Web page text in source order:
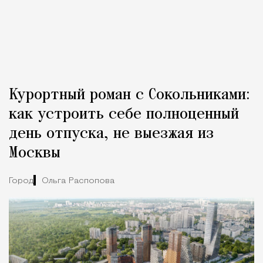
Курортный роман с Сокольниками:
как устроить себе полноценный
день отпуска, не выезжая из
Москвы
Город Ольга Распопова